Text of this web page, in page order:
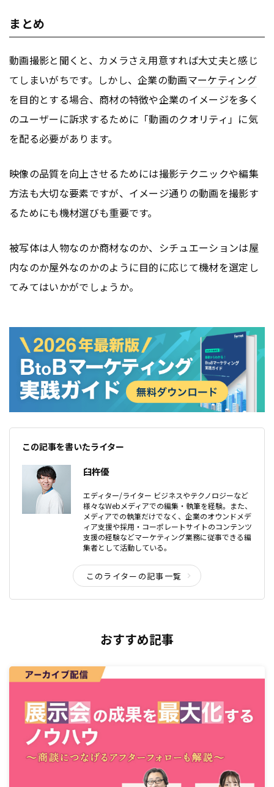
まとめ
動画撮影と聞くと、カメラさえ用意すれば大丈夫と感じ
てしまいがちです。しかし、企業の動画マーケティング
を目的とする場合、商材の特徴や企業のイメージを多く
のユーザーに訴求するために「動画のクオリティ」に気
を配る必要があります。
映像の品質を向上させるためには撮影テクニックや編集
方法も大切な要素ですが、イメージ通りの動画を撮影す
るためにも機材選びも重要です。
被写体は人物なのか商材なのか、シチュエーションは屋
内なのか屋外なのかのように目的に応じて機材を選定し
てみてはいかがでしょうか。
この記事を書いたライター
臼杵優
エディター/ライター ビジネスやテクノロジーなど
様々なWebメディアでの編集・執筆を経験。また、
メディアでの執筆だけでなく、企業のオウンドメデ
ィア支援や採用・コーポレートサイトのコンテンツ
支援の経験などマーケティング業務に従事できる編
集者として活動している。
このライターの記事一覧
おすすめ記事